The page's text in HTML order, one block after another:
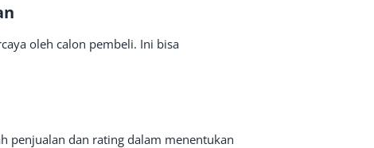
oleh calon pembeli. Ini bisa
penjualan dan rating dalam menentukan